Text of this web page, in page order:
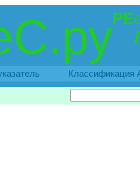
РЕ
Классификация